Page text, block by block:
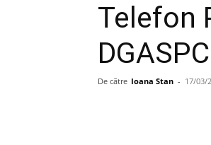
Telefon
DGASPC
De către Ioana Stan - 17/03/